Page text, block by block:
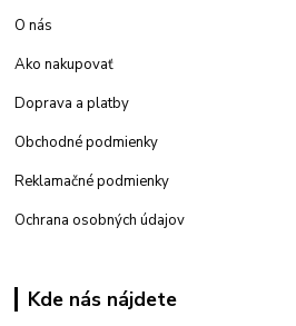
O nás
Ako nakupovať
Doprava a platby
Obchodné podmienky
Reklamačné podmienky
Ochrana osobných údajov
Kde nás nájdete